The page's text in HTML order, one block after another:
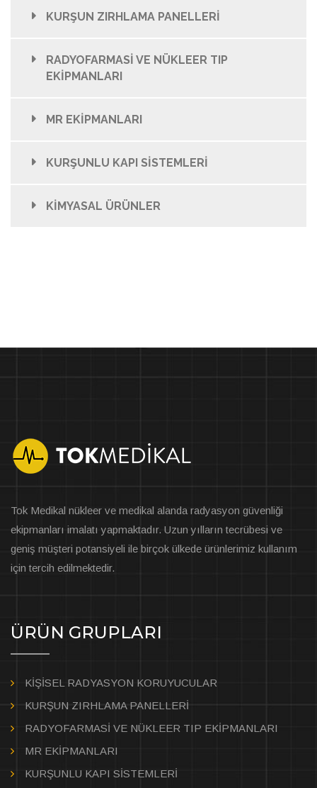
KURŞUN ZIRHLAMA PANELLERİ
RADYOFARMASİ VE NÜKLEER TIP
EKİPMANLARI
MR EKİPMANLARI
KURŞUNLU KAPI SİSTEMLERİ
KİMYASAL ÜRÜNLER
Tok Medikal nükleer ve medikal alanda radyasyon güvenliği
ekipmanları imalatı yapmaktadır. Uzun yılların tecrübesi ve
geniş müşteri potansiyeli ile birçok ülkede ürünlerimiz kullanım
için tercih edilmektedir.
ÜRÜN GRUPLARI
KİŞİSEL RADYASYON KORUYUCULAR
KURŞUN ZIRHLAMA PANELLERİ
RADYOFARMASİ VE NÜKLEER TIP EKİPMANLARI
MR EKİPMANLARI
KURŞUNLU KAPI SİSTEMLERİ